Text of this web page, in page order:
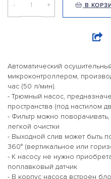
- + В
Автоматический
микроконтроллером,
час (50 л/мин).
- Трюмный насос,
пространства (под настилом
- Фильтр можно
легкой очистки
- Выходной слив может быть
360° (вертикальное или
- К насосу не нужно
поплавковый датчик
- В корпус насоса встроен